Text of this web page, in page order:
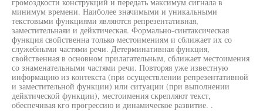
минимум времени. Наиболее значимыми и уникальными
текстовыми функциями являются репрезентативная,
заместительнаяи и дейктическая. Формально-синтаксическая
функция свойственна только местоимениям и сближает их со
служебными частями речи. Детерминативная функция,
свойственная в основном прилагательным, сближает местоимения
со знаменательными частями речи. Повторяя уже известную
информацию из контекста (при осуществлении репрезентативной
и заместительной функции) или ситуации (при выполнении
дейктической функции), местоимения скрепляют текст,
обеспечивая кго прогрессию и динамическое развитие. .